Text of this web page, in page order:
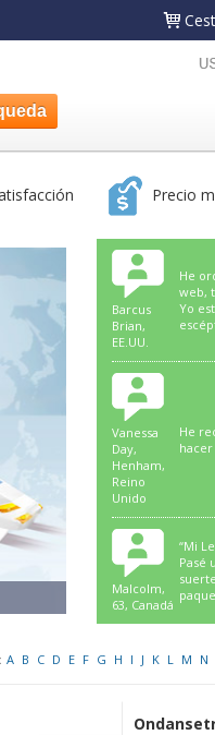
Precio
Barcus
Brian,
EE.UU.
He
web,
Yo
Vanessa
Day,
Henham,
Reino
Unido
He
Malcolm,
63, Canadá
“Mi
Pasé
A B C D E F G H I J K L M N